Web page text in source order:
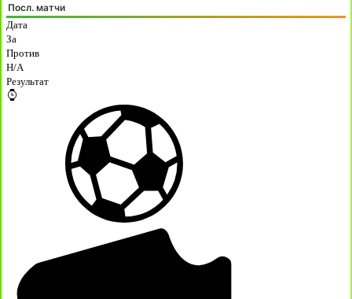
Посл. матчи
Дата
За
Против
H/A
Результат